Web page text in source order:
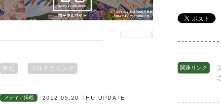
東北 プログラミング
メディア掲載 2012.09.20 THU UPDATE
関連リンク